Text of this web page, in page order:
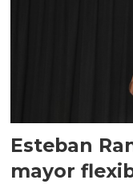
Esteban
mayor